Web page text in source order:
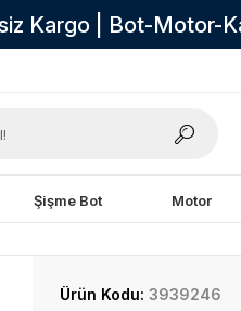
Kargo | Bot-Motor-
Şişme Bot Motor
Ürün Kodu: 3939246